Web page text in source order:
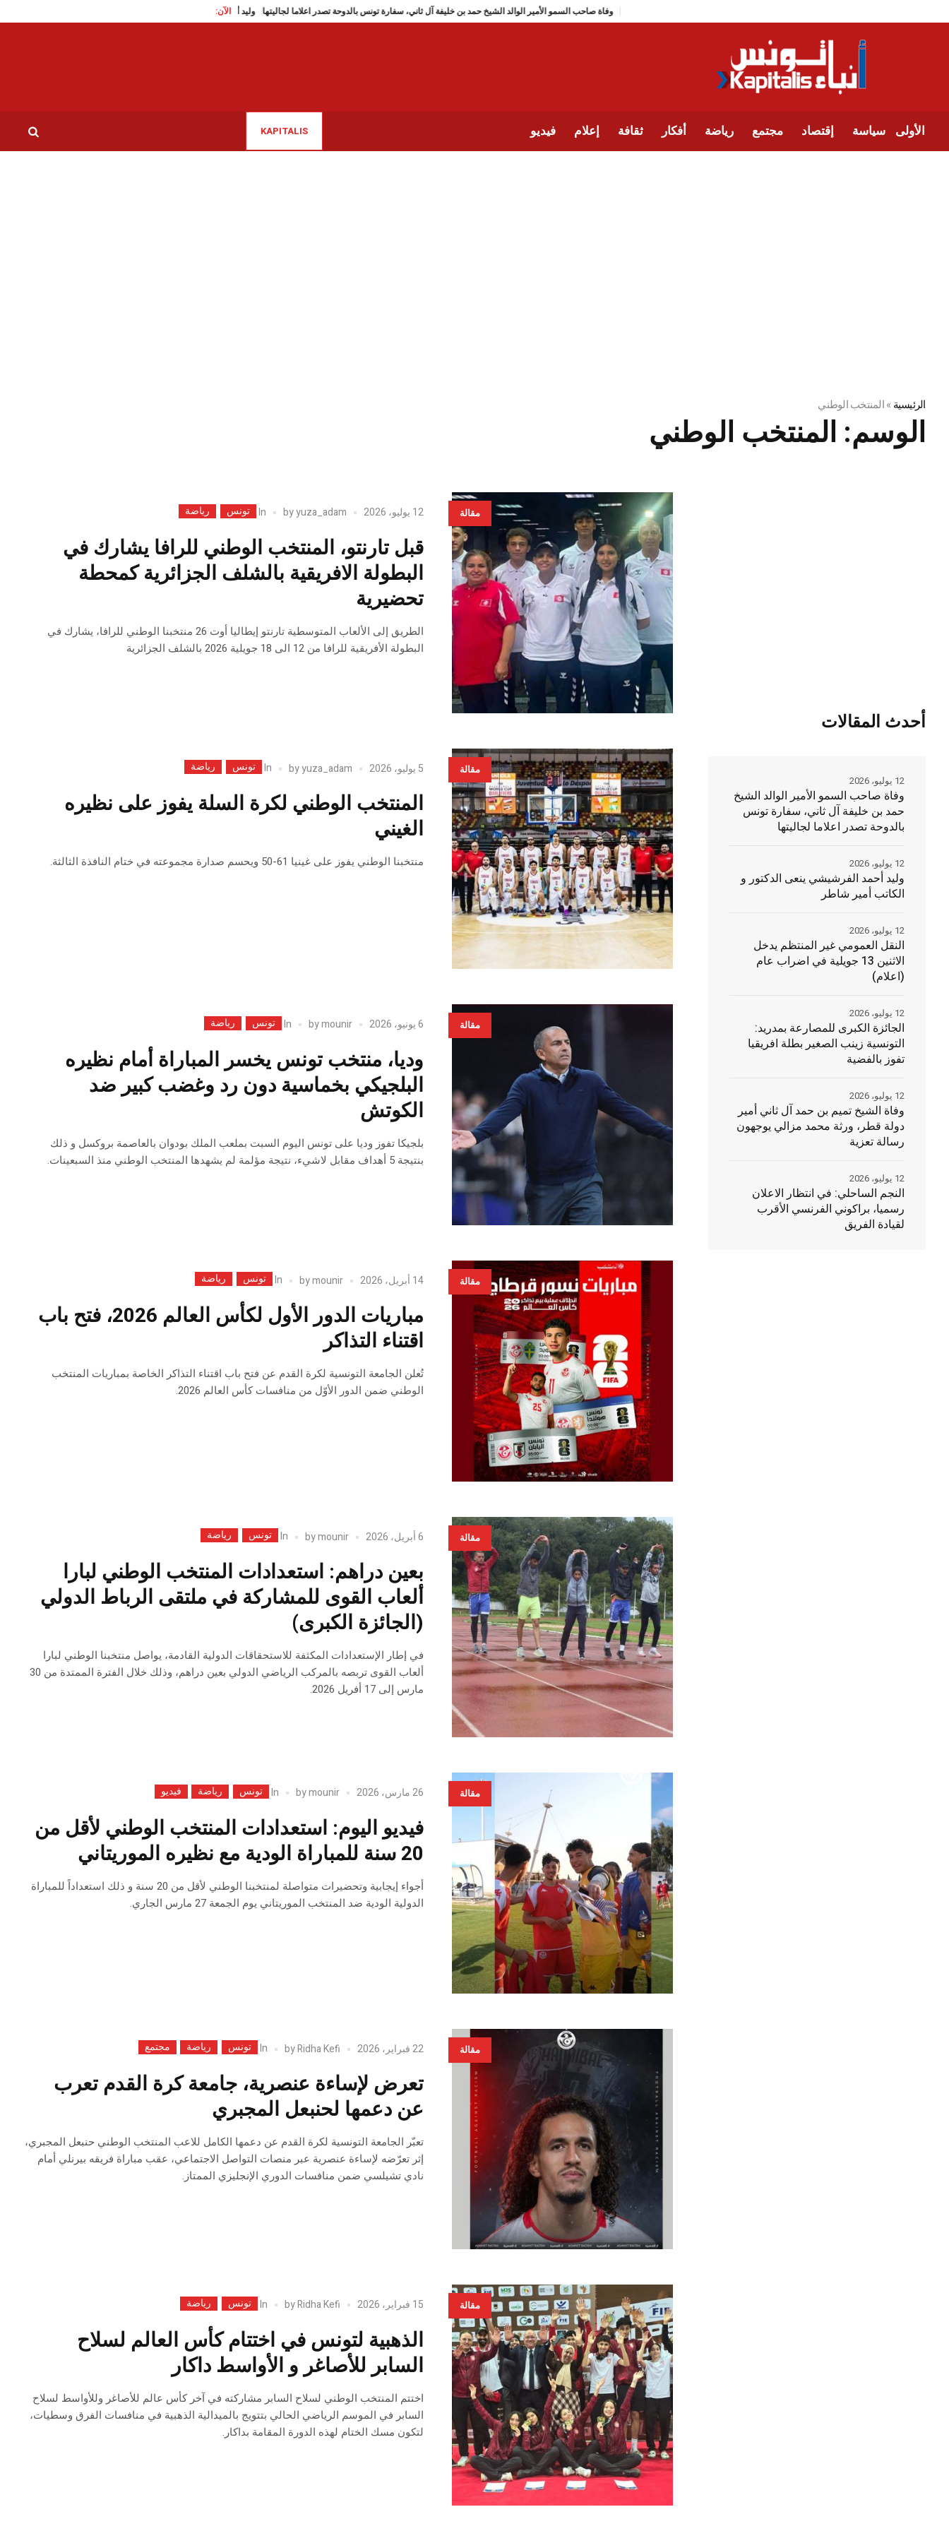
الآن:
وفاة صاحب السمو الأمير الوالد الشيخ حمد بن خليفة آل ثاني، سفارة تونس بالدوحة تصدر اعلاما لجاليتها
الأولى سياسة إقتصاد مجتمع رياضة أفكار ثقافة إعلام فيديو KAPITALIS
الرئيسية »المنتخب الوطني
الوسم: المنتخب الوطني
مقالة 12 يوليو، 2026 byyuza_adam
In تونس رياضة
قبل تارنتو، المنتخب الوطني للرافا يشارك في
البطولة الافريقية بالشلف الجزائرية كمحطة
تحضيرية
الطريق إلى الألعاب المتوسطية تارنتو إيطاليا أوت 26 منتخبنا الوطني للرافا، يشارك في
البطولة الأفريقية للرافا من 12 الى 18 جويلية 2026 بالشلف الجزائرية
مقالة 5 يوليو، 2026 byyuza_adam
In تونس رياضة
المنتخب الوطني لكرة السلة يفوز على نظيره
الغيني
منتخبنا الوطني يفوز على غينيا 61-50 ويحسم صدارة مجموعته في ختام النافذة الثالثة.
مقالة 6 يونيو، 2026 bymounir
In تونس رياضة
وديا، منتخب تونس يخسر المباراة أمام نظيره
البلجيكي بخماسية دون رد وغضب كبير ضد
الكوتش
بلجيكا تفوز وديا على تونس اليوم السبت بملعب الملك بودوان بالعاصمة بروكسل و ذلك
بنتيجة 5 أهداف مقابل لاشيء، نتيجة مؤلمة لم يشهدها المنتخب الوطني منذ السبعينات.
مقالة 14 أبريل، 2026 bymounir
In تونس رياضة
مباريات الدور الأول لكأس العالم 2026، فتح باب
اقتناء التذاكر
تُعلن الجامعة التونسية لكرة القدم عن فتح باب اقتناء التذاكر الخاصة بمباريات المنتخب
الوطني ضمن الدور الأوّل من منافسات كأس العالم 2026.
مقالة 6 أبريل، 2026 bymounir
In تونس رياضة
بعين دراهم: استعدادات المنتخب الوطني لبارا
ألعاب القوى للمشاركة في ملتقى الرباط الدولي
(الجائزة الكبرى)
في إطار الإستعدادات المكثفة للاستحقاقات الدولية القادمة، يواصل منتخبنا الوطني لبارا
ألعاب القوى تربصه بالمركب الرياضي الدولي بعين دراهم، وذلك خلال الفترة الممتدة من 30
مارس إلى 17 أفريل 2026.
مقالة 26 مارس، 2026 bymounir
In تونس رياضة فيديو
فيديو اليوم: استعدادات المنتخب الوطني لأقل من
20 سنة للمباراة الودية مع نظيره الموريتاني
أجواء إيجابية وتحضيرات متواصلة لمنتخبنا الوطني لأقل من 20 سنة و ذلك استعداداً للمباراة
الدولية الودية ضد المنتخب الموريتاني يوم الجمعة 27 مارس الجاري.
مقالة 22 فبراير، 2026 byRidha Kefi
In تونس رياضة مجتمع
تعرض لإساءة عنصرية، جامعة كرة القدم تعرب
عن دعمها لحنبعل المجبري
تعبّر الجامعة التونسية لكرة القدم عن دعمها الكامل للاعب المنتخب الوطني حنبعل المجبري،
إثر تعرّضه لإساءة عنصرية عبر منصات التواصل الاجتماعي، عقب مباراة فريقه بيرنلي أمام
نادي تشيلسي ضمن منافسات الدوري الإنجليزي الممتاز.
مقالة 15 فبراير، 2026 byRidha Kefi
In تونس رياضة
الذهبية لتونس في اختتام كأس العالم لسلاح
السابر للأصاغر و الأواسط داكار
اختتم المنتخب الوطني لسلاح السابر مشاركته في آخر كأس عالم للأصاغر وللأواسط لسلاح
السابر في الموسم الرياضي الحالي بتتويج بالميدالية الذهبية في منافسات الفرق وسطيات،
لتكون مسك الختام لهذه الدورة المقامة بداكار.
أحدث المقالات
وفاة صاحب السمو الأمير الوالد الشيخ
حمد بن خليفة آل ثاني، سفارة تونس
بالدوحة تصدر اعلاما لجاليتها
12 يوليو، 2026
وليد أحمد الفرشيشي ينعى الدكتور و
الكاتب أمير شاطر
12 يوليو، 2026
النقل العمومي غير المنتظم يدخل
الاثنين 13 جويلية في اضراب عام
(اعلام)
12 يوليو، 2026
الجائزة الكبرى للمصارعة بمدريد:
التونسية زينب الصغير بطلة افريقيا
تفوز بالفضية
12 يوليو، 2026
وفاة الشيخ تميم بن حمد آل ثاني أمير
دولة قطر، ورثة محمد مزالي يوجهون
رسالة تعزية
12 يوليو، 2026
النجم الساحلي: في انتظار الاعلان
رسميا، براكوني الفرنسي الأقرب
لقيادة الفريق
12 يوليو، 2026